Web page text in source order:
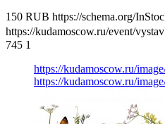
150 RUB https://schema.org/
https://kudamoscow.ru/event/
745 1
https://kudamoscow.ru/
https://kudamoscow.ru/